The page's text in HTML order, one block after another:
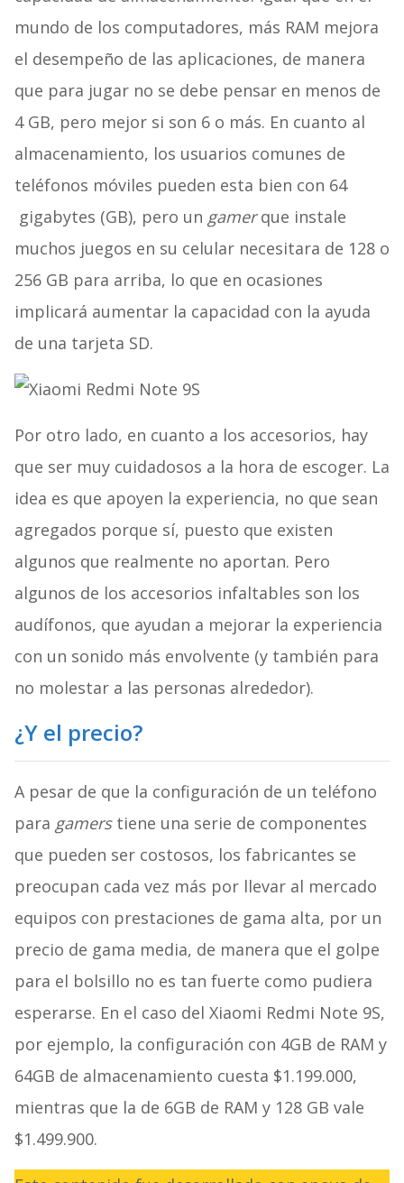
mundo de los computadores, más RAM mejora
el desempeño de las aplicaciones, de manera
que para jugar no se debe pensar en menos de
4 GB, pero mejor si son 6 o más. En cuanto al
almacenamiento, los usuarios comunes de
teléfonos móviles pueden esta bien con 64
gigabytes (GB), pero un gamerque instale
muchos juegos en su celular necesitara de 128 o
256 GB para arriba, lo que en ocasiones
implicará aumentar la capacidad con la ayuda
de una tarjeta SD.
Por otro lado, en cuanto a los accesorios, hay
que ser muy cuidadosos a la hora de escoger. La
idea es que apoyen la experiencia, no que sean
agregados porque sí, puesto que existen
algunos que realmente no aportan. Pero
algunos de los accesorios infaltables son los
audífonos, que ayudan a mejorar la experiencia
con un sonido más envolvente (y también para
no molestar a las personas alrededor).
¿Y el precio?
A pesar de que la configuración de un teléfono
para gamerstiene una serie de componentes
que pueden ser costosos, los fabricantes se
preocupan cada vez más por llevar al mercado
equipos con prestaciones de gama alta, por un
precio de gama media, de manera que el golpe
para el bolsillo no es tan fuerte como pudiera
esperarse. En el caso del Xiaomi Redmi Note 9S,
por ejemplo, la configuración con 4GB de RAM y
64GB de almacenamiento cuesta $1.199.000,
mientras que la de 6GB de RAM y 128 GB vale
$1.499.900.